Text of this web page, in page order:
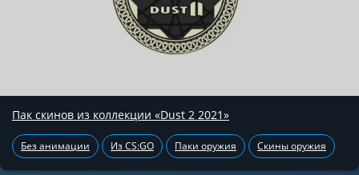
Пак скинов из коллекции «Dust 2 2021»
Без анимации Из CS:GO Паки оружия Скины оружия